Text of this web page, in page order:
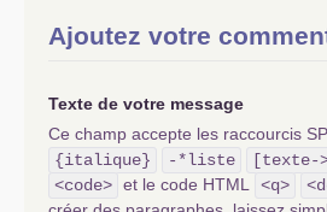
Ajoutez votre
Texte de votre message
Ce champ accepte les raccourcis
{italique}
-*liste [texte-
<code> et le code HTML <q>